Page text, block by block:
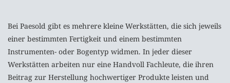
Bei Paesold gibt es mehrere kleine Werkstätten, die sich jeweils
einer bestimmten Fertigkeit und einem bestimmten
Instrumenten- oder Bogentyp widmen. In jeder dieser
Werkstätten arbeiten nur eine Handvoll Fachleute, die ihren
Beitrag zur Herstellung hochwertiger Produkte leisten und